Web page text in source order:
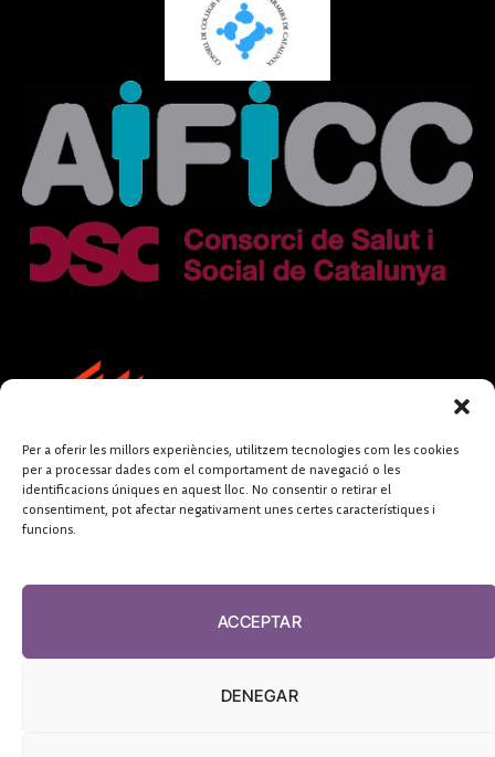
Per a oferir les millors experiències, utilitzem tecnologies com les cookies
per a processar dades com el comportament de navegació o les
identificacions úniques en aquest lloc. No consentir o retirar el
consentiment, pot afectar negativament unes certes característiques i
funcions.
ACCEPTAR
DENEGAR
FUNDACIÓ